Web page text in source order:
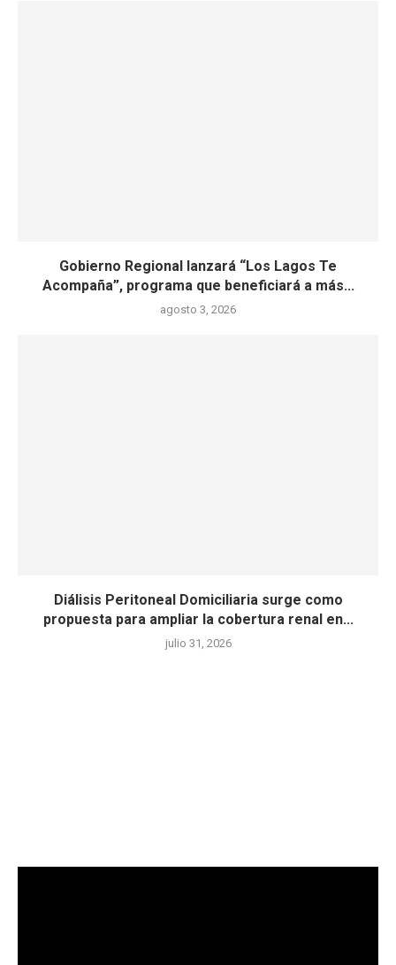
Gobierno Regional lanzará “Los Lagos Te
Acompaña”, programa que beneficiará a más...
agosto 3, 2026
Diálisis Peritoneal Domiciliaria surge como
propuesta para ampliar la cobertura renal en...
julio 31, 2026